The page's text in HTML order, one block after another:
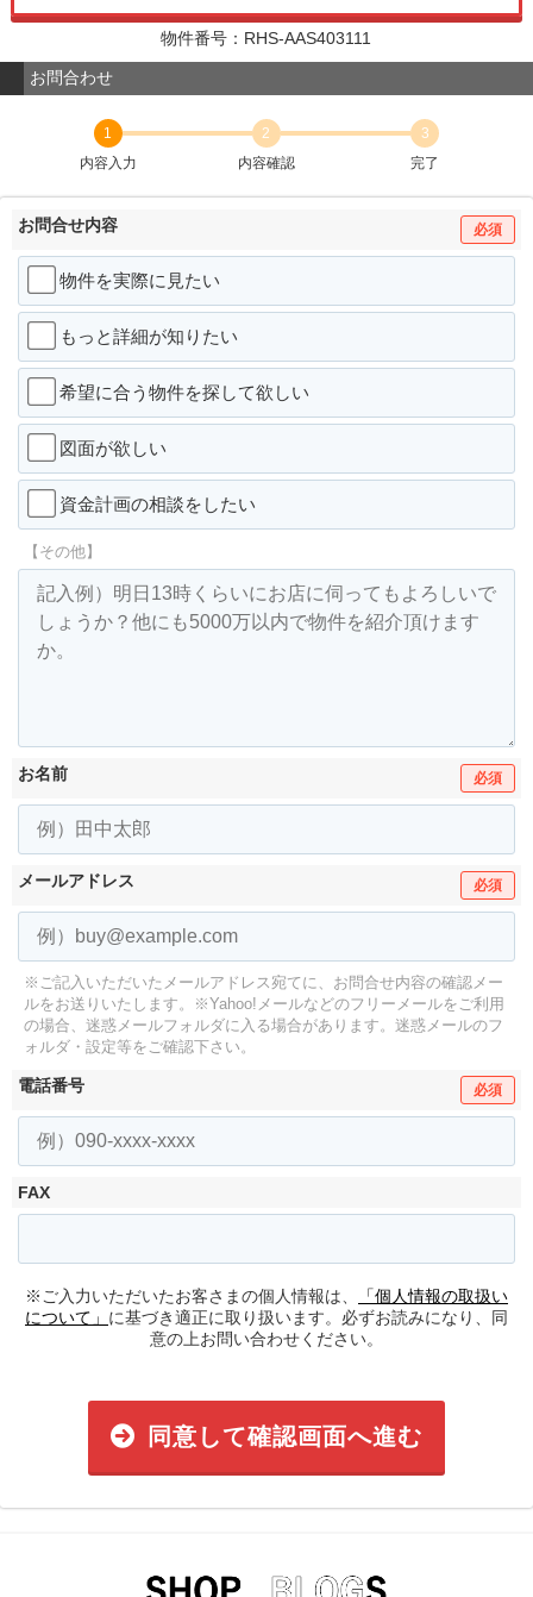
物件番号：RHS-AAS403111
お問合わせ
1
内容入力
2
内容確認
3
完了
お問合せ内容 必須
物件を実際に見たい
もっと詳細が知りたい
希望に合う物件を探して欲しい
図面が欲しい
資金計画の相談をしたい
【その他】
お名前 必須
メールアドレス 必須
※ご記入いただいたメールアドレス宛てに、お問合せ内容の確認メー
ルをお送りいたします。
※Yahoo!メールなどのフリーメールをご利用
の場合、迷惑メールフォルダに入る場合があります。 迷惑メールのフ
ォルダ・設定等をご確認下さい。
電話番号 必須
FAX
※ご入力いただいたお客さまの個人情報は、
「個人情報の取扱い
について」 に基づき適正に取り扱います。必ずお読みになり、同
意の上お問い合わせください。
同意して確認画面へ進む